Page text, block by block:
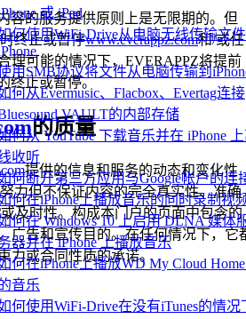
或 iPad
何使用WiFi-Drive从电脑无线传输文
用SMB协议将文件从电脑传输到
何从Evermusic、Flacbox、Evertag连接
VAULT的内部存储
何从 YouTube 下载音乐并在 iPhone
收听
何断开第三方应用与Google帐户的连
何在iPhone上播放音乐的同时录制视
何在 Windows 10 上启用 DLNA 媒体
器并在 iPhone 上播放音乐
何在iPhone上播放WD My Cloud
音乐
何使用WiFi-Drive在没有iTunes的情况
容的服务提供原则上是无限期的。但
终止或暂停www.everappz.com和/或任
理可能的情况下，EVERAPPZ将提前
终止或暂停。
的质量
提供的信息和服务的动态和变化性
力但不保证内容的完全真实性、准确
及时性。构成本门户的页面中包含的
广告和宣传目的。在任何情况下，它
力或合同性质的承诺。